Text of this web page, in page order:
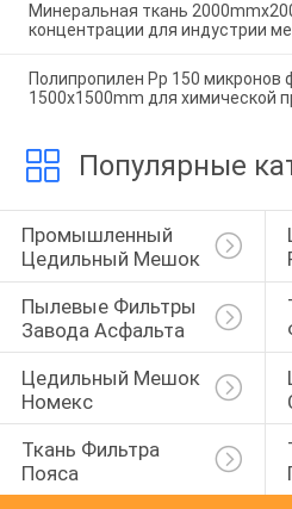
Минеральная ткань
концентрации для индустрии
Полипропилен Pp 150 микронов
1500x1500mm для химической
Популярные
Промышленный
Цедильный Мешок
Пылевые Фильтры
Завода Асфальта
Цедильный Мешок
Номекс
Ткань Фильтра
Пояса